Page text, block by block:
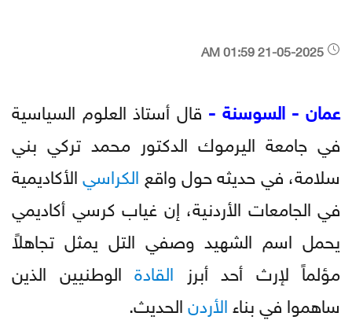
عمان - السوسنة - قال أستاذ العلوم السياسية
في جامعة اليرموك الدكتور محمد تركي بني
سلامة، في حديثه حول واقع الكراسيالأكاديمية
في الجامعات الأردنية، إن غياب كرسي أكاديمي
يحمل اسم الشهيد وصفي التل يمثل تجاهلاً
مؤلماً لإرث أحد أبرز القادة الوطنيين الذين
ساهموا في بناءالأردنالحديث.